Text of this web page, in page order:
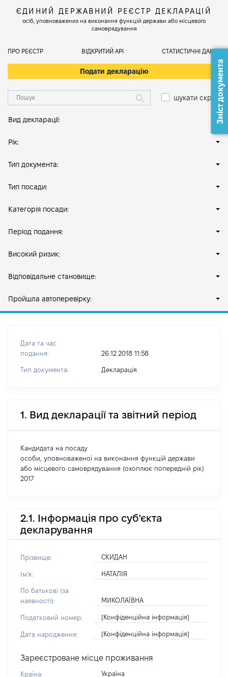
ЄДИНИЙ ДЕРЖАВНИЙ РЕЄСТР ДЕКЛАРАЦІЙ
осіб, уповноважених на виконання функцій держави або місцевого
самоврядування
ПРО РЕЄСТР ВІДКРИТИЙ АРІ СТАТИСТИЧНІ ДАНІ
Подати декларацію
шукати скрізь
Вид декларації:
Рік:
Тип документа:
Тип посади:
Категорія посади:
Період подання:
Високий ризик:
Відповідальне становище:
Пройшла автоперевірку:
Дата та час
подання:
26.12.2018 11:58
Тип документа: Декларація
1. Вид декларації та звітний період
Кандидата на посаду
особи, уповноваженої на виконання функцій держави
або місцевого самоврядування (охоплює попередній рік)
2017
2.1. Інформація про суб'єкта
декларування
Прізвище: СКИДАН
Ім'я: НАТАЛІЯ
По батькові (за
наявності):
МИКОЛАЇВНА
Податковий номер: [Конфіденційна інформація]
Дата народження: [Конфіденційна інформація]
Зареєстроване місце проживання
Країна: Україна
Зміст документа